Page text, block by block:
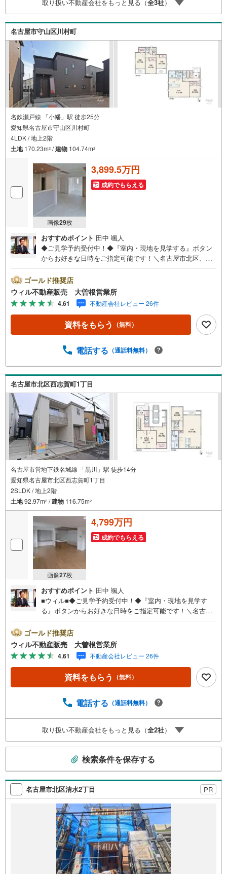
全域や、その他隣接エリアでもご内覧が可能です！ 【大曽
根営業所】○地下鉄名城線、JR中央線「大曽根」駅徒歩1分
○お子様が遊べるキッズスペースあり○定休日ございません
取り扱い不動産会社をもっと見る（全3社）
名古屋市守山区川村町
名鉄瀬戸線 「小幡」駅 徒歩25分
愛知県名古屋市守山区川村町
4LDK / 地上2階
土地170.23m2 /建物 104.74m2
画像29枚
3,899.5万円
成約でもらえる
おすすめポイント 田中 颯人
◆ご見学予約受付中！◆『室内・現地を見学する』ボタン
からお好きな日時をご指定可能です！＼名古屋市北区、守
区、守山区の直接のご売却依頼を数多くいただいている不
動産仲介会社です。ネット上で分かる立地環境はもちろ
ん、過去にお任せいただいたお客様に現地の生の声をもと
に住戸環境を提案致します。＼平日のお住まい探しの方へ/
弊社では平日にご内覧・契約など平日にお住まい探しをさ
れるお客様にサービスをご用意しています。＼お仕事で忙
事前にご予約頂きましたら営業時間外でのご内覧もご対応
動産業者間で不動産情報が共有されているので、名古屋市
全域や、その他隣接エリアでもご内覧が可能です！ 【大曽
根営業所】○地下鉄名城線、JR中央線「大曽根」駅徒歩1分
○お子様が遊べるキッズスペースあり○定休日ございません
ゴールド推奨店
ウィル不動産販売 大曽根営業所
4.61 不動産会社レビュー 26件
資料をもらう （無料）
電話する （通話料無料）
名古屋市北区西志賀町1丁目
名古屋市営地下鉄名城線 「黒川」駅 徒歩14分
愛知県名古屋市北区西志賀町1丁目
2SLDK / 地上2階
土地92.97m2 /建物 116.75m2
画像27枚
4,799万円
成約でもらえる
おすすめポイント 田中 颯人
■ウィル■◆ご見学予約受付中！◆『室内・現地を見学す
る』ボタンからお好きな日時をご指定可能です！＼名古屋
名古屋市北区、守山区の直接のご売却依頼を数多くいただ
いている不動産仲介会社です。ネット上で分かる立地環境
はもちろん、過去にお任せいただいたお客様に現地の生の
声をもとに住戸環境を提案致します。＼平日のお住まい探
しの方へ/弊社では平日にご内覧・契約など平日にお住まい
探しをされるお客様にサービスをご用意しています。＼お
います。事前にご予約頂きましたら営業時間外でのご内覧
る方へ/不動産業者間で不動産情報が共有されているので、
名古屋市全域や、その他隣接エリアでもご内覧が可能で
す！ 【大曽根営業所】○地下鉄名城線、JR中央線「大曽
日ございません
ゴールド推奨店
ウィル不動産販売 大曽根営業所
4.61 不動産会社レビュー 26件
資料をもらう （無料）
電話する （通話料無料）
取り扱い不動産会社をもっと見る（全2社）
検
索
条
検索条件を保存する
名古屋市北区清水2丁目 PR